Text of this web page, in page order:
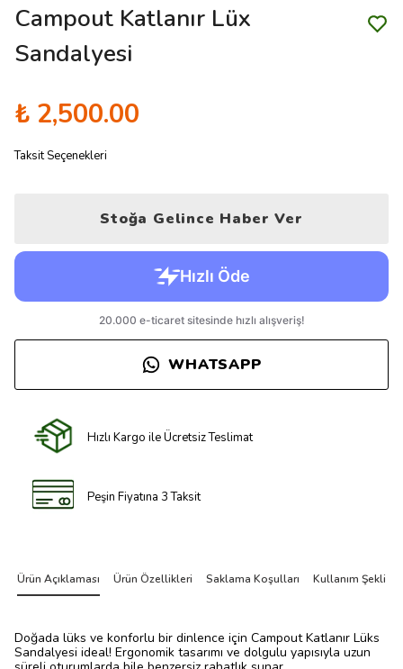
Campout Katlanır Lüx
Sandalyesi
₺ 2,500.00
Taksit Seçenekleri
Stoğa Gelince Haber Ver
WHATSAPP
Hızlı Kargo ile Ücretsiz Teslimat
Peşin Fiyatına 3 Taksit
Ürün Açıklaması Ürün Özellikleri Saklama Koşulları Kullanım Şekli
Doğada lüks ve konforlu bir dinlence için Campout Katlanır Lüks
Sandalyesi ideal! Ergonomik tasarımı ve dolgulu yapısıyla uzun